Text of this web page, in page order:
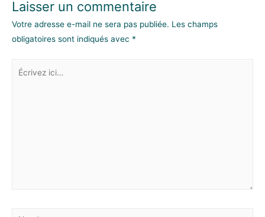
Laisser un commentaire
Votre adresse e-mail ne sera pas publiée. Les champs
obligatoires sont indiqués avec *